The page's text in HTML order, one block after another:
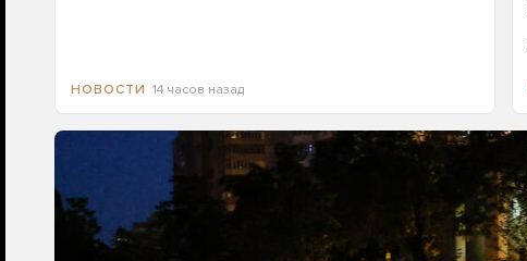
НОВОСТИ 14 часов назад